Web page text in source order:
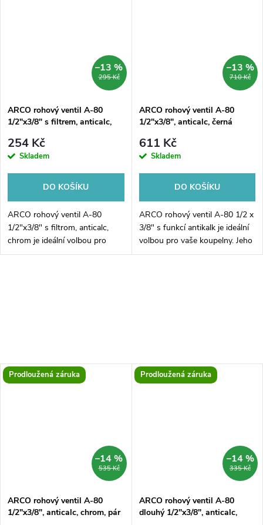
295 Kč
–13 %
ARCO rohový ventil A-80
1/2"x3/8" s filtrem, anticalc,
254 Kč
Skladem
DO KOŠÍKU
ARCO rohový ventil A-80
1/2"x3/8" s filtrom, anticalc,
chrom je ideální volbou pro
všechny, kteří hledají kvalitní a
710 Kč
–13 %
ARCO rohový ventil A-80
1/2"x3/8", anticalc, černá
611 Kč
Skladem
DO KOŠÍKU
ARCO rohový ventil A-80 1/2 x
3/8" s funkcí antikalk je ideální
volbou pro vaše koupelny. Jeho
inovativní design a černá barva
Prodloužená záruka
535 Kč
–14 %
ARCO rohový ventil A-80
1/2"x3/8", anticalc, chrom, pár
Prodloužená záruka
335 Kč
–14 %
ARCO rohový ventil A-80
dlouhý 1/2"x3/8", anticalc,